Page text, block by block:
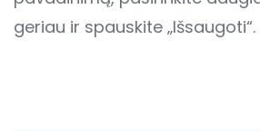
geriau ir spauskite „Išsaugoti“.